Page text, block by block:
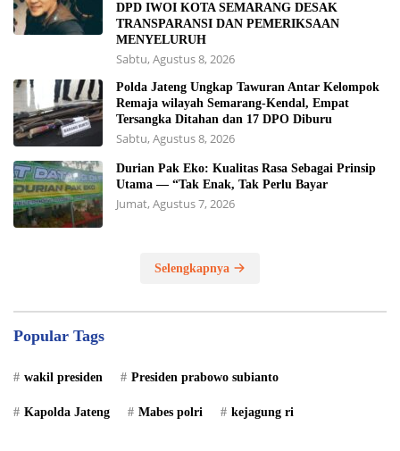
DPD IWOI KOTA SEMARANG DESAK
TRANSPARANSI DAN PEMERIKSAAN
MENYELURUH
Sabtu, Agustus 8, 2026
Polda Jateng Ungkap Tawuran Antar Kelompok
Remaja wilayah Semarang-Kendal, Empat
Tersangka Ditahan dan 17 DPO Diburu
Sabtu, Agustus 8, 2026
Durian Pak Eko: Kualitas Rasa Sebagai Prinsip
Utama — “Tak Enak, Tak Perlu Bayar
Jumat, Agustus 7, 2026
Selengkapnya
Popular Tags
wakil presiden Presiden prabowo subianto
Kapolda Jateng Mabes polri kejagung ri